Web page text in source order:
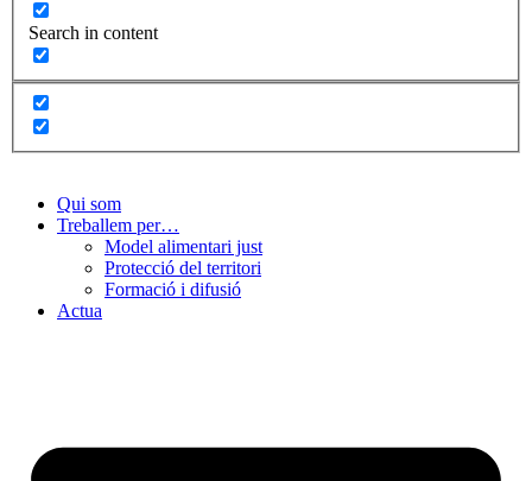
Search in content
Qui som
Treballem per…
Model alimentari just
Protecció del territori
Formació i difusió
Actua